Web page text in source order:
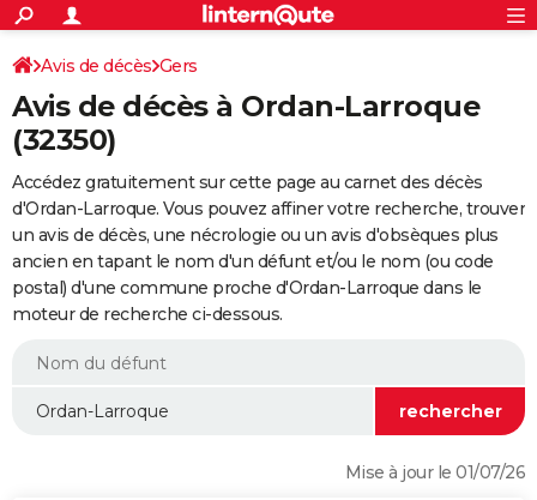
ACTUALITÉS
Politique
Société
Faits Divers
Education
Monde
Villes
+
SPORT
Coupe du monde 2026
Football
Tennis
Cyclisme
Rugby
Forum
FINANCE
Retraite
Impôts
Epargne
Immobilier
Risques naturels par ville
Banque
Assurance
Crédit
Essais
Réserver un essai
Citadines
Berlines
SUV
Forum auto
+
HIGH-TECH
Mobiles
Meilleur smartphone
Internet
Ordinateurs
Jeux vidéo
Guide high-tech
+BRICOLAGE
Forum
Aménagement intérieur
Extérieur
Cuisine
Salle de bains
Jardinage
Rangement
WEEK-END
Guides de France
Escapades
Patrimoine
Expositions
Musées
Week-end nature
LIFESTYLE
Avis de décès Gers
Avis de décès à Ordan-Larroque
(32350)
Accédez gratuitement sur cette page au carnet des décès
d'Ordan-Larroque. Vous pouvez affiner votre recherche, trouver
un avis de décès, une nécrologie ou un avis d'obsèques plus
ancien en tapant le nom d'un défunt et/ou le nom (ou code
postal) d'une commune proche d'Ordan-Larroque dans le
moteur de recherche ci-dessous.
Mise à jour le 01/07/26